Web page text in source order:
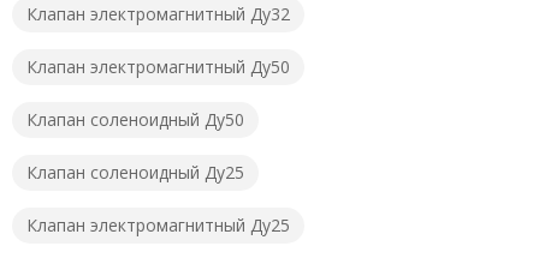
Клапан электромагнитный Ду32
Клапан электромагнитный Ду50
Клапан соленоидный Ду50
Клапан соленоидный Ду25
Клапан электромагнитный Ду25